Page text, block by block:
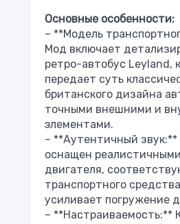
Основные особенности:
– **Модель
Мод включает
ретро-автобус Leyland,
передает суть
британского дизайна
точными внешними и
элементами.
– **Аутентичный звук:**
оснащен
двигателя,
транспортного
усиливает погружение
– **Настраиваемость:**